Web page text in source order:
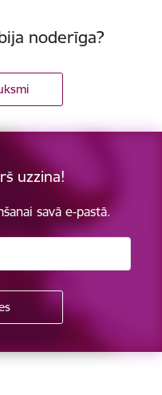
noderīga?
uzzina!
savā e-pastā.